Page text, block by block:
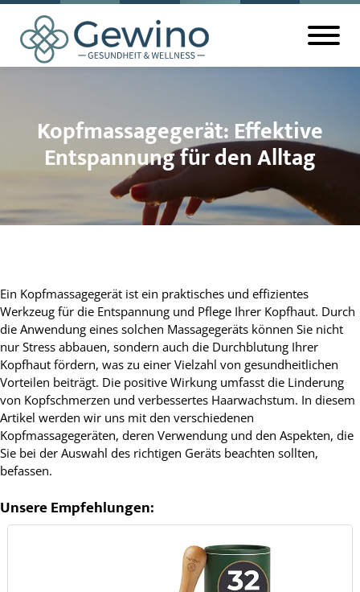
Kopfmassagegerät: Effektive
Entspannung für den Alltag
Ein Kopfmassagegerät ist ein praktisches und effizientes
Werkzeug für die Entspannung und Pflege Ihrer Kopfhaut. Durch
die Anwendung eines solchen Massagegeräts können Sie nicht
nur Stress abbauen, sondern auch die Durchblutung Ihrer
Kopfhaut fördern, was zu einer Vielzahl von gesundheitlichen
Vorteilen beiträgt. Die positive Wirkung umfasst die Linderung
von Kopfschmerzen und verbessertes Haarwachstum. In diesem
Artikel werden wir uns mit den verschiedenen
Kopfmassagegeräten, deren Verwendung und den Aspekten, die
Sie bei der Auswahl des richtigen Geräts beachten sollten,
befassen.
Unsere Empfehlungen: